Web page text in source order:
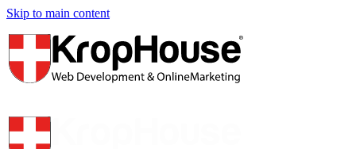
Skip to main content